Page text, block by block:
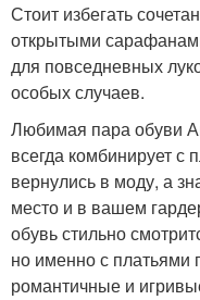
Стоит избегать
открытыми
для повседневных
особых случаев.
Любимая пара обуви
всегда комбинирует с
вернулись в моду, а
место и в вашем
обувь стильно
но именно с
романтичные и